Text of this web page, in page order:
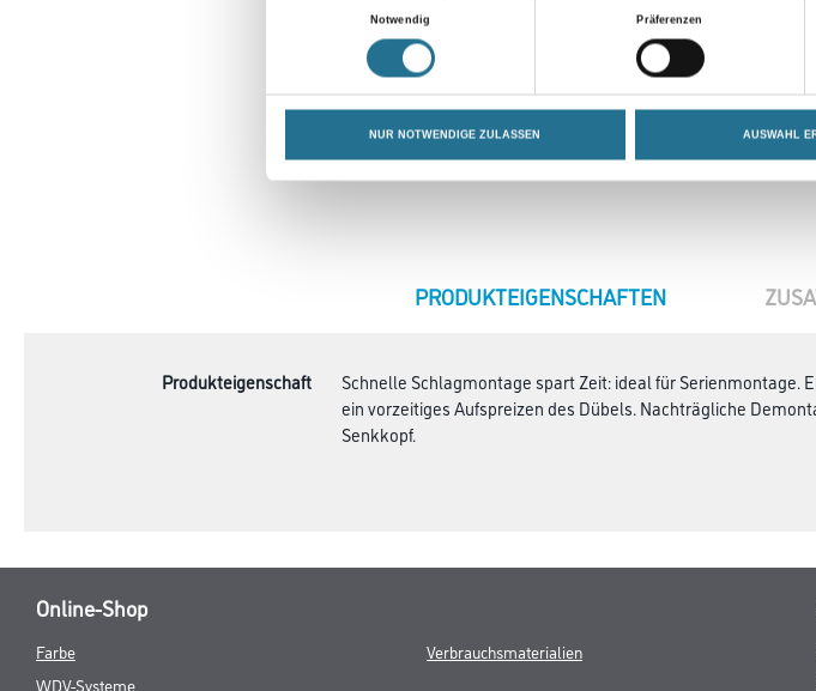
Notwendig
Präferenzen
NUR NOTWENDIGE ZULASSEN AUSWAHL
CURRENT
PRODUKTEIGENSCHAFTEN
Produkteigenschaft
Schnelle Schlagmontage spart Zeit: ideal für
ein vorzeitiges Aufspreizen des Dübels. Nachträgliche
Senkkopf.
Online-Shop
Farbe
WDV-Systeme
Verbrauchsmaterialien